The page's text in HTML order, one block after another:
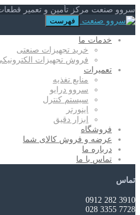
سروو صنعت مرکز تأمین و تعمیر
فهرست
خدمات ما
خرید تجهیزات صنعتی
فروش تجهیزات
تعمیرات
منابع تغذیه
سروو درایو
سیستم کنترل
اینورتر
ابزار دقیق
فروشگاه
عرضه و فروش کالای شما
درباره ما
تماس با ما
تماس
3910 282 0912
7728 3355 028